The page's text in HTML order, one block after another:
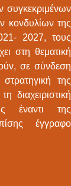
συγκεκριμένων
κονδυλίων της
2027, τους
στη θεματική
σε σύνδεση
της
διαχειριστική
έναντι της
έγγραφο